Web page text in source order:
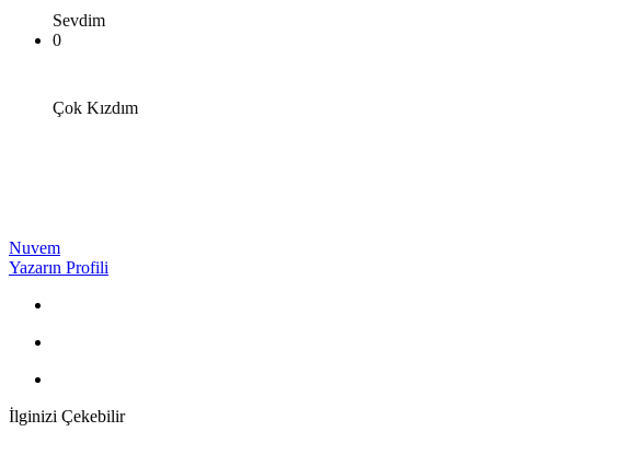
Sevdim
0
Çok Kızdım
Nuvem
Yazarın Profili
İlginizi Çekebilir